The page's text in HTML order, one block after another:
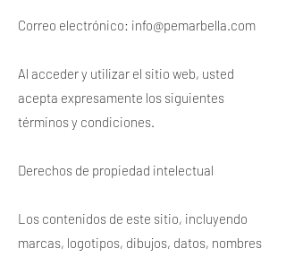
Correo electrónico: info@pemarbella.com
Al acceder y utilizar el sitio web, usted
acepta expresamente los siguientes
términos y condiciones.
Derechos de propiedad intelectual
Los contenidos de este sitio, incluyendo
marcas, logotipos, dibujos, datos, nombres